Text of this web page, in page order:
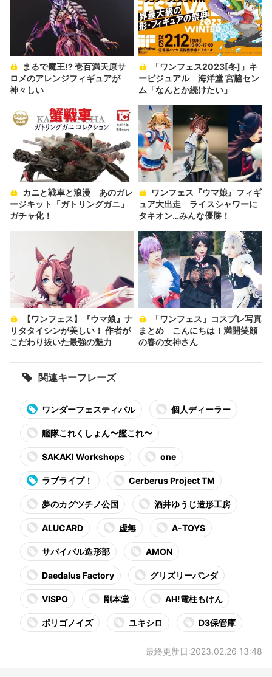
ロメのアレンジフィギュアが
神々しい
ービジュアル 海洋堂 宮脇セン
ム「なんとか続けたい」
ージキット「ガトリングガニ」
ガチャ化！
ュア大出走 ライスシャワーに
タキオン…みんな優勝！
リタタイシンが美しい！ 作者が
こだわり抜いた最強の魅力
まとめ こんにちは！満開笑顔
の春の女神さん
関連キーフレーズ
ワンダーフェスティバル 個人ディーラー
艦隊これくしょん〜艦これ〜
SAKAKI Workshops one
ラブライブ！ Cerberus Project TM
夢のカグツチノ公国 酒井ゆうじ造形工房
ALUCARD 虚無 A-TOYS
サバイバル造形部 AMON
Daedalus Factory グリズリーパンダ
VISPO 剛本堂 AH!電柱もけん
ポリゴノイズ ユキシロ D3保管庫
最終更新日:2023.02.26 13:48